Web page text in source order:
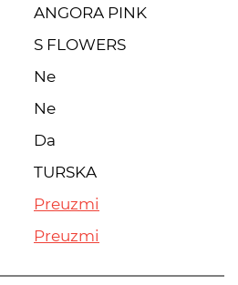
ANGORA PINK
S FLOWERS
Ne
Ne
Da
TURSKA
Preuzmi
Preuzmi